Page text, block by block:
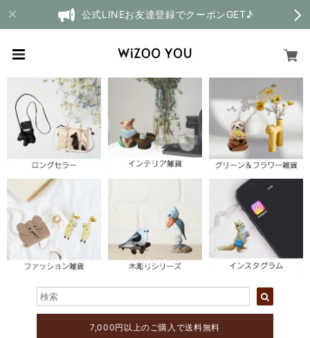
公式LINEお友達登録でクーポンGET♪
7,000円以上のご購入で送料無料